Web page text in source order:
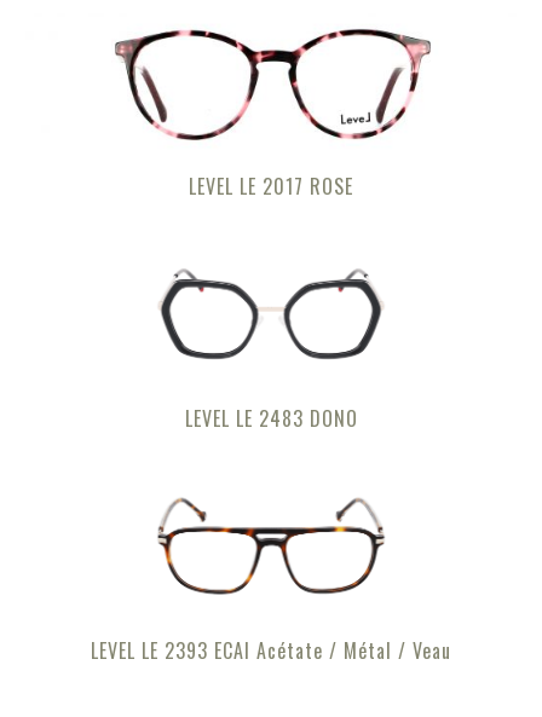
LEVEL LE 2017 ROSE
LEVEL LE 2483 DONO
LEVEL LE 2393 ECAI Acétate / Métal / Veau